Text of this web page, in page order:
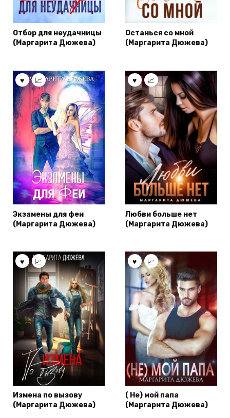
Отбор для неудачницы
(Маргарита Дюжева)
Останься со мной
(Маргарита Дюжева)
Экзамены для феи
(Маргарита Дюжева)
Любви больше нет
(Маргарита Дюжева)
Измена по вызову
(Маргарита Дюжева)
( Не) мой папа
(Маргарита Дюжева)